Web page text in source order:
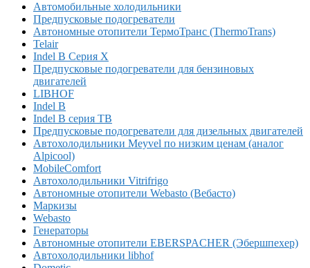
Автомобильные холодильники
Предпусковые подогреватели
Автономные отопители ТермоТранс (ThermoTrans)
Telair
Indel B Серия X
Предпусковые подогреватели для бензиновых
двигателей
LIBHOF
Indel B
Indel B серия TB
Предпусковые подогреватели для дизельных двигателей
Автохолодильники Meyvel по низким ценам (аналог
Alpicool)
MobileComfort
Автохолодильники Vitrifrigo
Автономные отопители Webasto (Вебасто)
Маркизы
Webasto
Генераторы
Автономные отопители EBERSPACHER (Эбершпехер)
Автохолодильники libhof